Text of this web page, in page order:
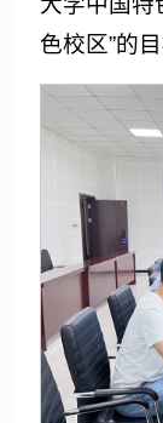
色校区”的